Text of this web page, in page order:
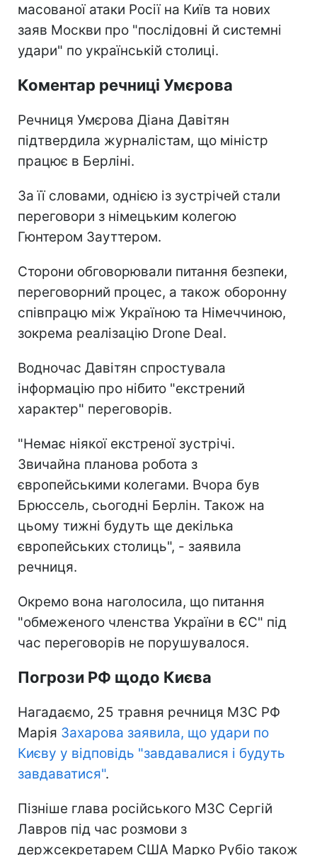
масованої атаки Росії на Київ та нових
заяв Москви про "послідовні й системні
удари" по українській столиці.
Коментар речниці Умєрова
Речниця Умєрова Діана Давітян
підтвердила журналістам, що міністр
працює в Берліні.
За її словами, однією із зустрічей стали
переговори з німецьким колегою
Гюнтером Зауттером.
Сторони обговорювали питання безпеки,
переговорний процес, а також оборонну
співпрацю між Україною та Німеччиною,
зокрема реалізацію Drone Deal.
Водночас Давітян спростувала
інформацію про нібито "екстрений
характер" переговорів.
"Немає ніякої екстреної зустрічі.
Звичайна планова робота з
європейськими колегами. Вчора був
Брюссель, сьогодні Берлін. Також на
цьому тижні будуть ще декілька
європейських столиць", - заявила
речниця.
Окремо вона наголосила, що питання
"обмеженого членства України в ЄС" під
час переговорів не порушувалося.
Погрози РФ щодо Києва
Нагадаємо, 25 травня речниця МЗС РФ
Марія Захарова заявила, що удари по
Києву у відповідь "завдавалися і будуть
завдаватися".
Пізніше глава російського МЗС Сергій
Лавров під час розмови з
держсекретарем США Марко Рубіо також